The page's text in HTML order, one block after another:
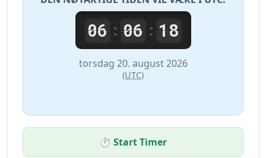
06: 06: 18
torsdag 20. august 2026
(UTC)
⏱️ Start Timer